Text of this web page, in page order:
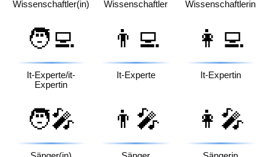
Wissenschaftler(in) Wissenschaftler Wissenschaftlerin
🧑‍💻
It-Experte/it-
Expertin
👨‍💻
It-Experte
👩‍💻
It-Expertin
🧑‍🎤 👨‍🎤 👩‍🎤